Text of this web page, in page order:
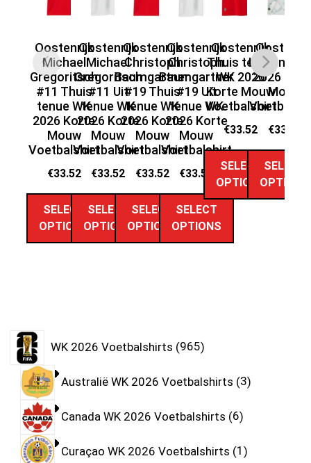
Oostenrijk
Michael
Gregoritsch
#11 Thuis
tenue WK
2026 Korte
Mouw
Voetbalshirt
€33.52
SELECT
OPTIONS
Oostenrijk
Michael
Gregoritsch
#11 Uit
tenue WK
2026 Korte
Mouw
Voetbalshirt
€33.52
SELECT
OPTIONS
Oostenrijk
Christoph
Baumgartner
#19 Thuis
tenue WK
2026 Korte
Mouw
Voetbalshirt
€33.52
SELECT
OPTIONS
Oostenrijk
Christoph
Baumgartner
#19 Uit
tenue WK
2026 Korte
Mouw
Voetbalshirt
€33.52
SELECT
OPTIONS
Oostenrijk
Thuis tenue
WK 2026
Korte Mouw
Voetbalshirt
€33.52
SELECT
OPTIONS
Uit tenue
2026
Mouw
€33.52
SELECT
OPTIONS
WK 2026 Voetbalshirts 965
Australië WK 2026 Voetbalshirts 3
Canada WK 2026 Voetbalshirts 6
Curaçao WK 2026 Voetbalshirts 1